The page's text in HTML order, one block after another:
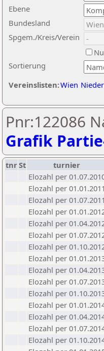
Ebene
Sortierung
Bundesland
Spgem./Kreis/Verein
Vereinslisten:Wien
Pnr:122086
Grafik
tnrSt turnier
Elozahl per
Elozahl per 01.01.2011
Elozahl per 01.07.2011
Elozahl per
Elozahl per
Elozahl per
Elozahl per
Elozahl per
Elozahl per
Elozahl per
Elozahl per
Elozahl per
Elozahl per
Elozahl per
Elozahl per